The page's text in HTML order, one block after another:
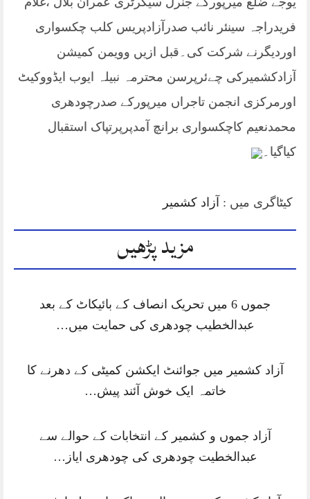
فریدراجہ سینئر نائب صدرآزادپریس کلب چکسواری
اوردیگرنے شرکت کی۔قبل ازیں وویمن کمیشن
آزادکشمیرکی چےئرپرسن محترمہ نبیلہ ایوب ایڈووکیٹ
اورمرکزی انجمن تاجراں میرپورکے صدرچودھری
محمدنعیم کاچکسواری برانچ آمدپرپرتپاک استقبال
کیاگیا۔
کیٹاگری میں : آزاد کشمیر
مزید پڑھیں
جموں 6 میں تحریک انصاف کے بائیکاٹ کے بعد
عبدالخطیب چودھری کی حمایت میں…
آزاد کشمیر میں جوائنٹ ایکشن کمیٹی کے دھرنے کا
خاتمہ ایک خوش آئند پیش…
آزاد جموں و کشمیر کے انتخابات کے حوالے سے
عبدالخطیت چودھری کی چودھری ایاز…